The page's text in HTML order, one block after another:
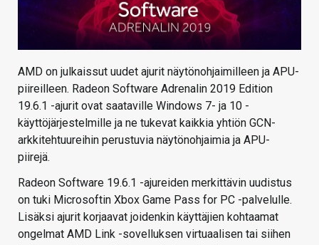
HAKU
AMD on julkaissut uudet ajurit näytönohjaimilleen ja APU-
piireilleen. Radeon Software Adrenalin 2019 Edition
19.6.1 -ajurit ovat saataville Windows 7- ja 10 -
käyttöjärjestelmille ja ne tukevat kaikkia yhtiön GCN-
arkkitehtuureihin perustuvia näytönohjaimia ja APU-
piirejä.
Radeon Software 19.6.1 -ajureiden merkittävin uudistus
on tuki Microsoftin Xbox Game Pass for PC -palvelulle.
Lisäksi ajurit korjaavat joidenkin käyttäjien kohtaamat
ongelmat AMD Link -sovelluksen virtuaalisen tai siihen